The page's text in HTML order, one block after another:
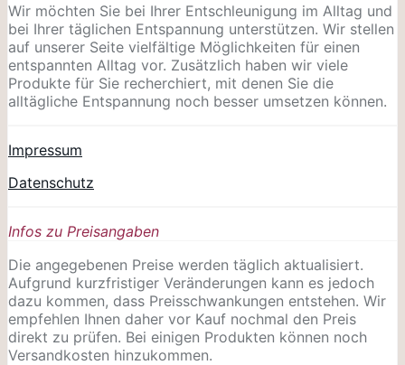
Wir möchten Sie bei Ihrer Entschleunigung im Alltag und
bei Ihrer täglichen Entspannung unterstützen. Wir stellen
auf unserer Seite vielfältige Möglichkeiten für einen
entspannten Alltag vor. Zusätzlich haben wir viele
Produkte für Sie recherchiert, mit denen Sie die
alltägliche Entspannung noch besser umsetzen können.
Impressum
Datenschutz
Infos zu Preisangaben
Die angegebenen Preise werden täglich aktualisiert.
Aufgrund kurzfristiger Veränderungen kann es jedoch
dazu kommen, dass Preisschwankungen entstehen. Wir
empfehlen Ihnen daher vor Kauf nochmal den Preis
direkt zu prüfen. Bei einigen Produkten können noch
Versandkosten hinzukommen.